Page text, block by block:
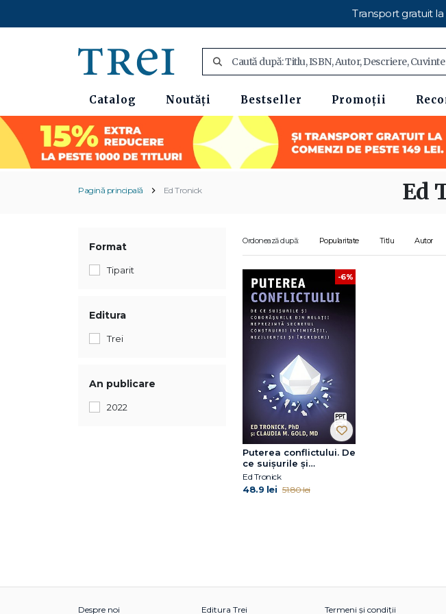
Transport gratuit
Catalog Noutăți Bestseller Promoții
Pagină principală Ed Tronick Ed
Format
Tiparit
Editura
Trei
An publicare
2022
Ordonează după: Popularitate Titlu Autor
-6%
Puterea conflictului. De
ce suișurile și
coborâșurile din relații
reprezintă secretul
construirii intimității,
Ed Tronick
48.9 lei 51.80 lei
Despre noi Editura Trei Termeni și condiții